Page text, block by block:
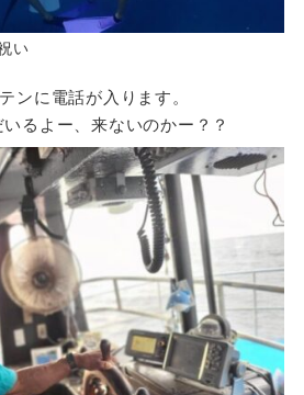
い
ンに電話が入ります。
るよー、来ないのかー？？